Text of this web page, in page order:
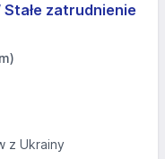
zatrudnienie
z Ukrainy